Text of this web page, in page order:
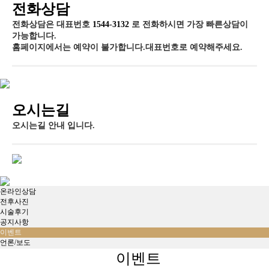
전화상담
전화상담은 대표번호 1544-3132 로 전화하시면 가장 빠른상담이
가능합니다.
홈페이지에서는 예약이 불가합니다.대표번호로 예약해주세요.
오시는길
오시는길 안내 입니다.
온라인상담
전후사진
시술후기
공지사항
이벤트
언론/보도
이벤트